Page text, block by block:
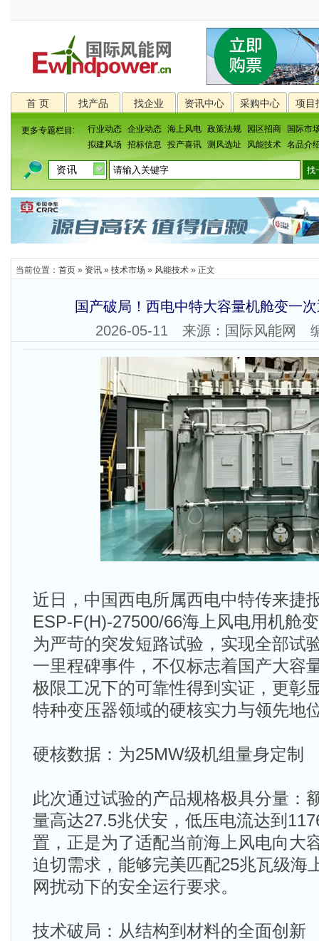
首 页 找产品 找企业 资讯中心 采购中心 项目
更多专题栏目: 行业动态 企业动态 海上风电 政策法规 园区招商
国际市
拟建风场
招标信息 投产喜讯 测风选址 风能技术 名品介
当前位置： 首页 » 资讯 » 技术市场 » 风能技术 » 正文
国产破局！西电中特大容量机舱变一
2026-05-11 来源：国际风能网
近日，中国西电所属西电中特传来捷
ESP-F(H)-27500/66海上风电用机舱
为严苛的突发短路试验，实现全部试
一里程碑事件，不仅标志着国产大容
极限工况下的可靠性得到实证，更彰
特种变压器领域的硬核实力与领先地
硬核数据：为25MW级机组量身定制
此次通过试验的产品规格极具分量：
量高达27.5兆伏安，低压电流达到
置，正是为了适配当前海上风电向大
迫切需求，能够完美匹配25兆瓦级海
网扰动下的安全运行要求。
技术破局：从结构到材料的全面创新